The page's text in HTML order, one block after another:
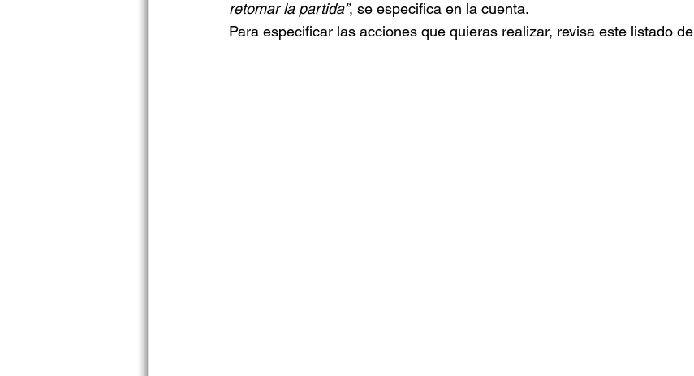
retomar la partida”, se especifica en la cuenta.
Para especificar las acciones que quieras realizar, revisa este listado de